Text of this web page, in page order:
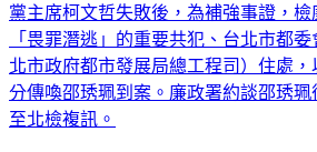
黨主席柯文哲失敗後，為補強事證，
「畏罪潛逃」的重要共犯、台北市都
北市政府都市發展局總工程司）住處
分傳喚邵琇珮到案。廉政署約談邵琇珮
至北檢複訊。